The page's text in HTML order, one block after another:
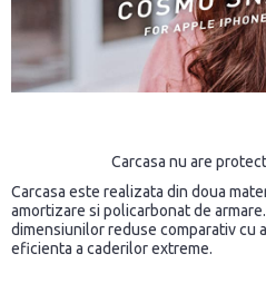
Carcasa nu are
Carcasa este realizata din doua
amortizare si policarbonat de
dimensiunilor reduse comparativ cu
eficienta a caderilor extreme.